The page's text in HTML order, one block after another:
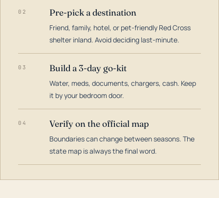
02 Pre-pick a destination
Friend, family, hotel, or pet-friendly Red Cross
shelter inland. Avoid deciding last-minute.
03 Build a 3-day go-kit
Water, meds, documents, chargers, cash. Keep
it by your bedroom door.
04 Verify on the official map
Boundaries can change between seasons. The
state map is always the final word.